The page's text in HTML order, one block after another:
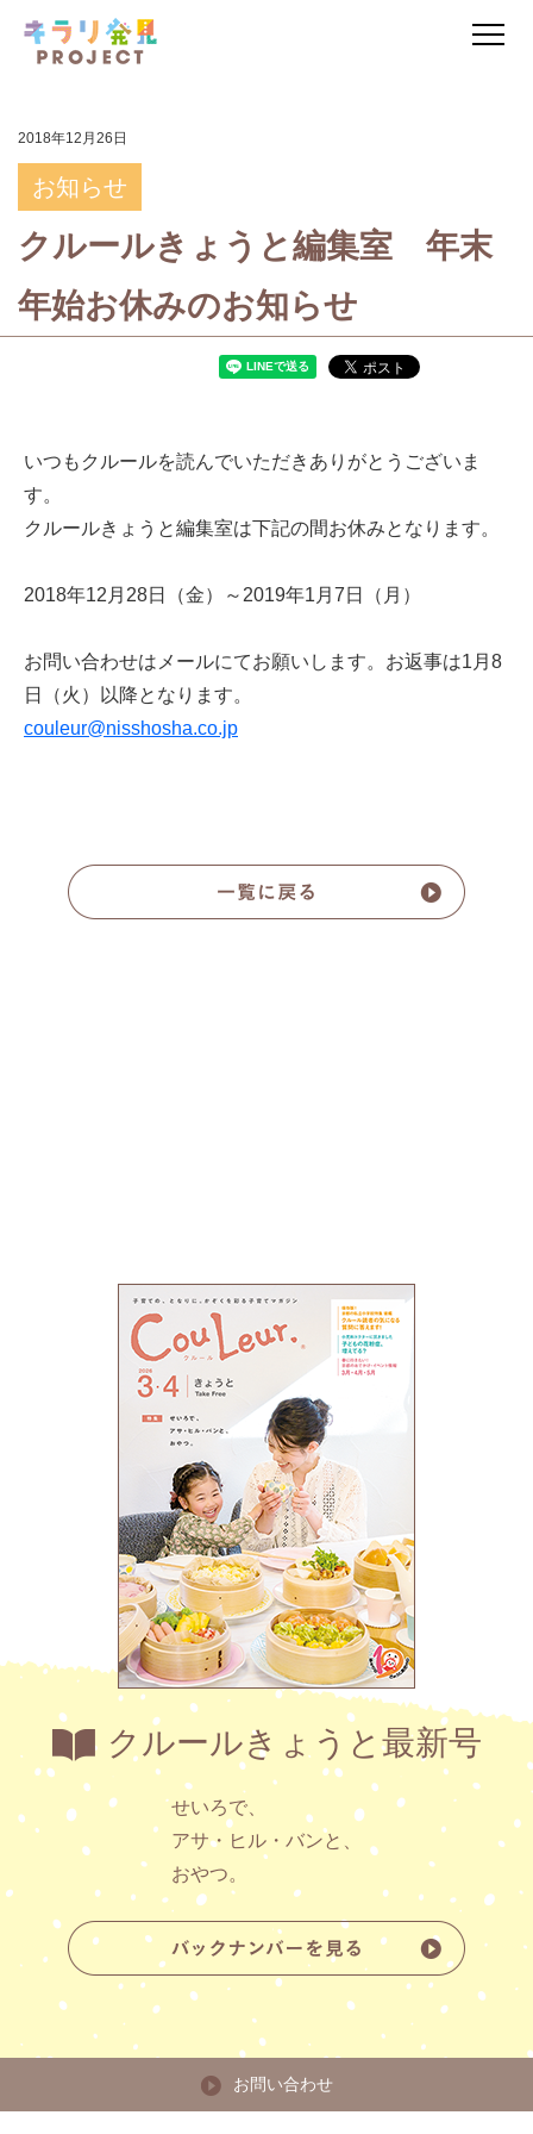
2018年12月26日
お知らせ
クルールきょうと編集室 年末
年始お休みのお知らせ
いつもクルールを読んでいただきありがとうございま
す。
クルールきょうと編集室は下記の間お休みとなります。
2018年12月28日（金）～2019年1月7日（月）
お問い合わせはメールにてお願いします。お返事は1月8
日（火）以降となります。
couleur@nisshosha.co.jp
クルールきょうと最新号
せいろで、
アサ・ヒル・バンと、
おやつ。
お問い合わせ